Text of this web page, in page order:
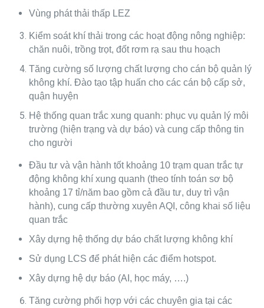
Vùng phát thải thấp LEZ
Kiểm soát khí thải trong các hoạt động nông nghiệp:
chăn nuôi, trồng trọt, đốt rơm rạ sau thu hoạch
Tăng cường số lượng chất lượng cho cán bộ quản lý
không khí. Đào tạo tập huấn cho các cán bộ cấp sở,
quận huyện
Hệ thống quan trắc xung quanh: phục vụ quản lý môi
trường (hiện trạng và dự báo) và cung cấp thông tin
cho người
Đầu tư và vận hành tốt khoảng 10 trạm quan trắc tự
động không khí xung quanh (theo tính toán sơ bộ
khoảng 17 tỉ/năm bao gồm cả đầu tư, duy trì vận
hành), cung cấp thường xuyên AQI, công khai số liệu
quan trắc
Xây dựng hệ thống dự báo chất lượng không khí
Sử dụng LCS để phát hiện các điểm hotspot.
Xây dựng hệ dự báo (AI, học máy, ….)
Tăng cường phối hợp với các chuyên gia tại các